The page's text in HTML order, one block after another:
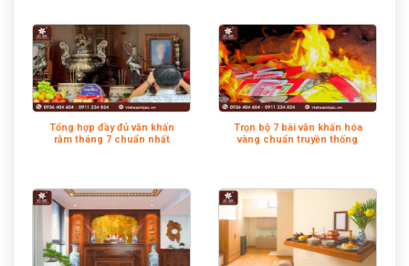
Tổng hợp đầy đủ văn khấn
rằm tháng 7 chuẩn nhất
Trọn bộ 7 bài văn khấn hóa
vàng chuẩn truyền thống